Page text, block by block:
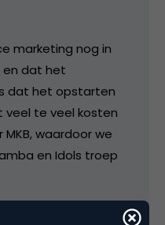
marketing nog in
en dat het
dat het opstarten
veel te veel kosten
waardoor we
en Idols troep